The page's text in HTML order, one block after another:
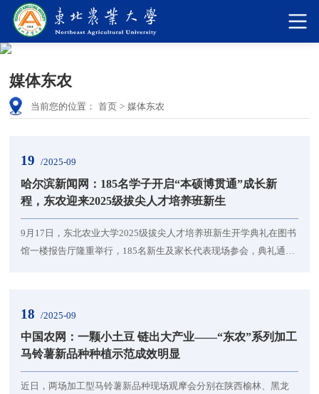
媒体东农
当前您的位置： 首页 > 媒体东农
19 /2025-09
哈尔滨新闻网：185名学子开启“本硕博贯通”成长新
程，东农迎来2025级拔尖人才培养班新生
9月17日，东北农业大学2025级拔尖人才培养班新生开学典礼在图书
馆一楼报告厅隆重举行，185名新生及家长代表现场参会，典礼通过
师代表依次发言，传递对拔尖人才培养的期待与信心。食品学院
2025级食品科学与工程专业拔尖班新生苑莹莹分享对“...
18 /2025-09
中国农网：一颗小土豆 链出大产业——“东农”系列加工
马铃薯新品种种植示范成效明显
近日，两场加工型马铃薯新品种现场观摩会分别在陕西榆林、黑龙